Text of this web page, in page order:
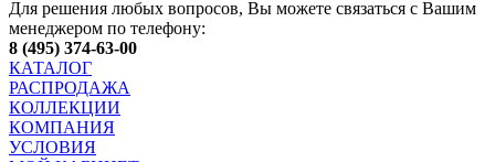
Для решения любых вопросов, Вы можете связаться с Вашим
менеджером по телефону:
8 (495) 374-63-00
КАТАЛОГ
РАСПРОДАЖА
КОЛЛЕКЦИИ
КОМПАНИЯ
УСЛОВИЯ